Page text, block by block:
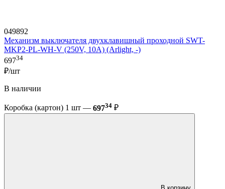
049892
Механизм выключателя двухклавишный проходной SWT-
MKP2-PL-WH-V (250V, 10A) (Arlight, -)
69734
₽/шт
В наличии
Коробка (картон) 1 шт — 69734 ₽